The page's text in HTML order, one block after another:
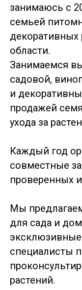
занимаюсь с
семьей
декоративных
области.
Занимаемся
садовой,
и
продажей
ухода за
Каждый год
совместные
проверенных
Мы
для сада и
специалисты
растений.